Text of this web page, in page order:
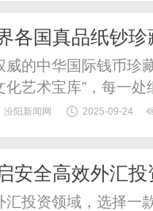
这一争议不断的设计
各国真品纸钞珍
威的中华国际钱币珍
化艺术宝库”，每一
汾阳新闻网 2025-09-24
安全高效外汇
汇投资领域，选择一